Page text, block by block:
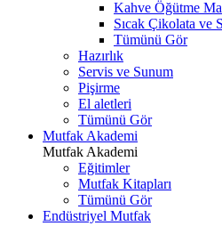
Kahve Öğütme
Sıcak Çikolata ve
Tümünü Gör
Hazırlık
Servis ve Sunum
Pişirme
El aletleri
Tümünü Gör
Mutfak Akademi
Mutfak Akademi
Eğitimler
Mutfak Kitapları
Tümünü Gör
Endüstriyel Mutfak